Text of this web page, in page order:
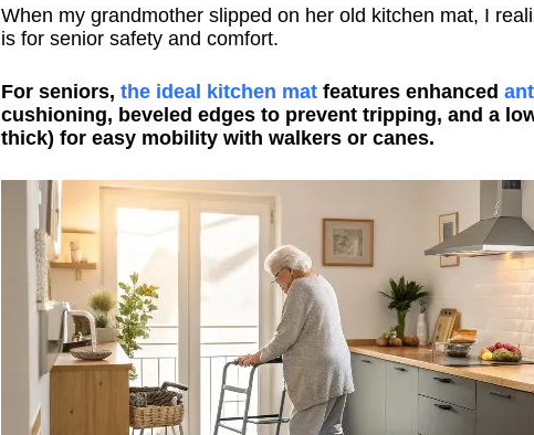
When my grandmother slipped on her old kitchen mat, I
is for senior safety and comfort.
For seniors,the ideal kitchen mat features enhanced
cushioning, beveled edges to prevent tripping, and a
thick) for easy mobility with walkers or canes.